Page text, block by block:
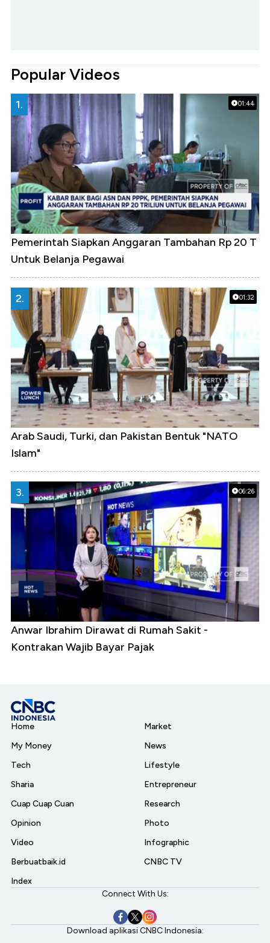
Popular Videos
01:44
1.
Pemerintah Siapkan Anggaran Tambahan Rp 20 T
Untuk Belanja Pegawai
01:32
2.
Arab Saudi, Turki, dan Pakistan Bentuk "NATO
Islam"
06:26
3.
Anwar Ibrahim Dirawat di Rumah Sakit -
Kontrakan Wajib Bayar Pajak
Home
My Money
Tech
Sharia
Cuap Cuap Cuan
Opinion
Video
Berbuatbaik.id
Index
Market
News
Lifestyle
Entrepreneur
Research
Photo
Infographic
CNBC TV
Connect With Us:
Download aplikasi CNBC Indonesia: